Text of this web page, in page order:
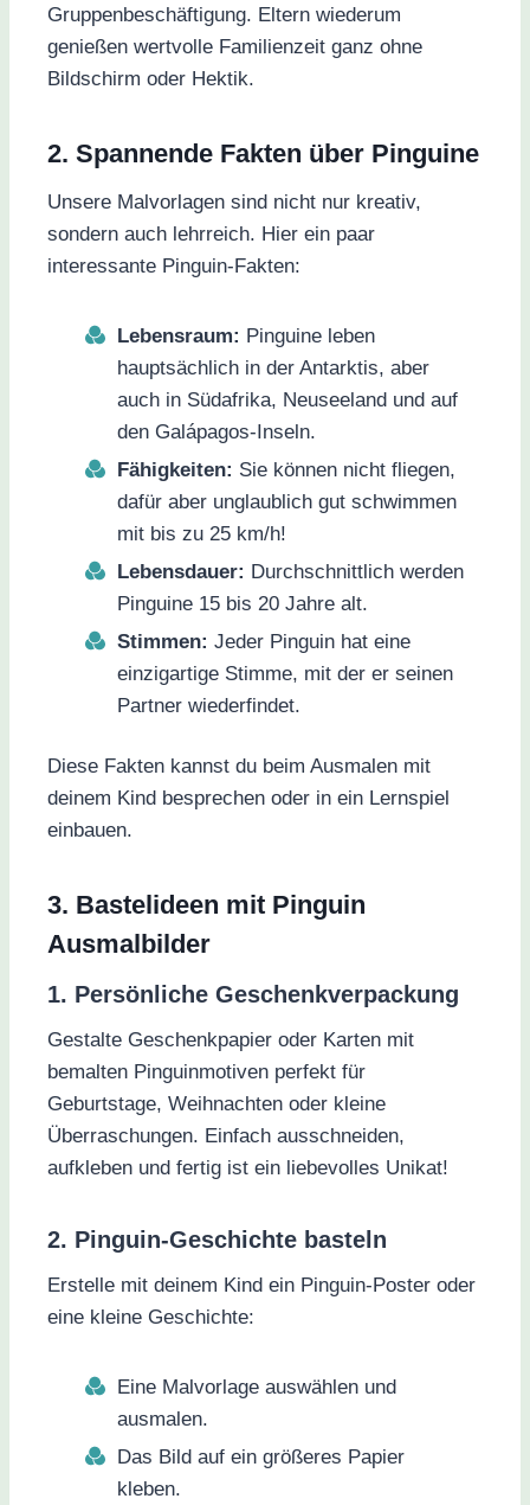
Gruppenbeschäftigung. Eltern wiederum
genießen wertvolle Familienzeit ganz ohne
Bildschirm oder Hektik.
2. Spannende Fakten über Pinguine
Unsere Malvorlagen sind nicht nur kreativ,
sondern auch lehrreich. Hier ein paar
interessante Pinguin-Fakten:
Lebensraum: Pinguine leben
hauptsächlich in der Antarktis, aber
auch in Südafrika, Neuseeland und auf
den Galápagos-Inseln.
Fähigkeiten: Sie können nicht fliegen,
dafür aber unglaublich gut schwimmen
mit bis zu 25 km/h!
Lebensdauer: Durchschnittlich werden
Pinguine 15 bis 20 Jahre alt.
Stimmen: Jeder Pinguin hat eine
einzigartige Stimme, mit der er seinen
Partner wiederfindet.
Diese Fakten kannst du beim Ausmalen mit
deinem Kind besprechen oder in ein Lernspiel
einbauen.
3. Bastelideen mit Pinguin
Ausmalbilder
1. Persönliche Geschenkverpackung
Gestalte Geschenkpapier oder Karten mit
bemalten Pinguinmotiven perfekt für
Geburtstage, Weihnachten oder kleine
Überraschungen. Einfach ausschneiden,
aufkleben und fertig ist ein liebevolles Unikat!
2. Pinguin-Geschichte basteln
Erstelle mit deinem Kind ein Pinguin-Poster oder
eine kleine Geschichte:
Eine Malvorlage auswählen und
ausmalen.
Das Bild auf ein größeres Papier
kleben.